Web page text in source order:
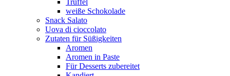
Trüffel
weiße Schokolade
Snack Salato
Uova di cioccolato
Zutaten für Süßigkeiten
Aromen
Aromen in Paste
Für Desserts zubereitet